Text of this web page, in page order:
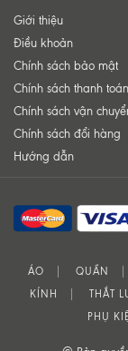
Giới thiệu
Điều khoản
Chính sách bảo mật
Chính sách thanh toán
Chính sách vận
Chính sách đổi hàng
Hướng dẫn
ÁO QUẦN
KÍNH
THẮT
PHỤ